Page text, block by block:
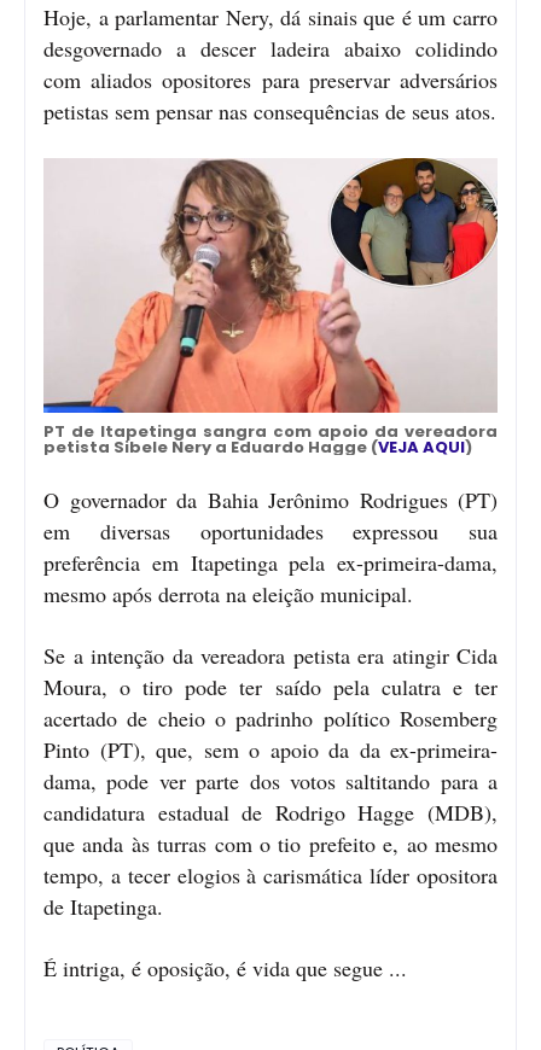
Hoje, a parlamentar Nery, dá sinais que é um carro
desgovernado a descer ladeira abaixo colidindo
com aliados opositores para preservar adversários
petistas sem pensar nas consequências de seus atos.
PT de Itapetinga sangra com apoio da vereadora
petista Sibele Nery a Eduardo Hagge (VEJA AQUI)
O governador da Bahia Jerônimo Rodrigues (PT)
em diversas oportunidades expressou sua
preferência em Itapetinga pela ex-primeira-dama,
mesmo após derrota na eleição municipal.
Se a intenção da vereadora petista era atingir Cida
Moura, o tiro pode ter saído pela culatra e ter
acertado de cheio o padrinho político Rosemberg
Pinto (PT), que, sem o apoio da da ex-primeira-
dama, pode ver parte dos votos saltitando para a
candidatura estadual de Rodrigo Hagge (MDB),
que anda às turras com o tio prefeito e, ao mesmo
tempo, a tecer elogios à carismática líder opositora
de Itapetinga.
É intriga, é oposição, é vida que segue ...